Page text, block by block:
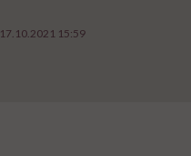
17.10.2021 15:59